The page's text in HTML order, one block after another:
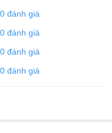
Phụ
đánh giá
đánh giá
đánh giá
đánh giá